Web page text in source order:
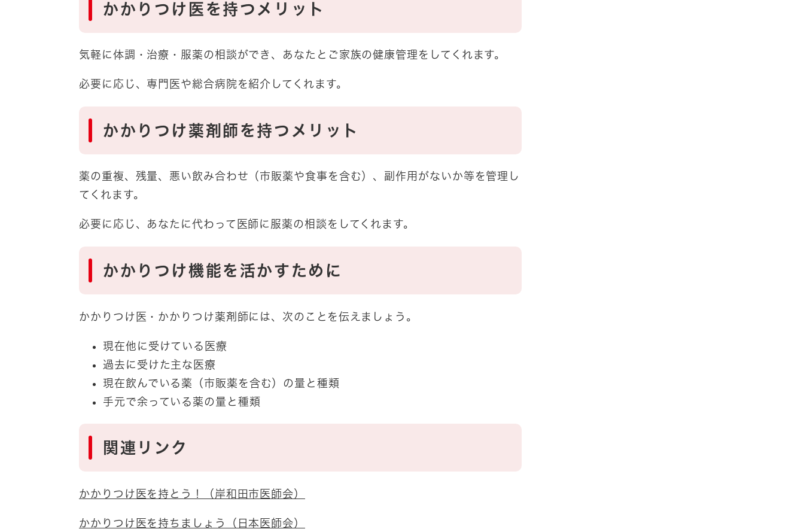
かかりつけ医を持つメリット
気軽に体調・治療・服薬の相談ができ、あなたとご家族の健康管理をしてくれます。
必要に応じ、専門医や総合病院を紹介してくれます。
かかりつけ薬剤師を持つメリット
薬の重複、残量、悪い飲み合わせ（市販薬や食事を含む）、副作用がないか等を管理し
てくれます。
必要に応じ、あなたに代わって医師に服薬の相談をしてくれます。
かかりつけ機能を活かすために
かかりつけ医・かかりつけ薬剤師には、次のことを伝えましょう。
現在他に受けている医療
過去に受けた主な医療
現在飲んでいる薬（市販薬を含む）の量と種類
手元で余っている薬の量と種類
関連リンク
かかりつけ医を持とう！（岸和田市医師会）
かかりつけ医を持ちましょう（日本医師会）